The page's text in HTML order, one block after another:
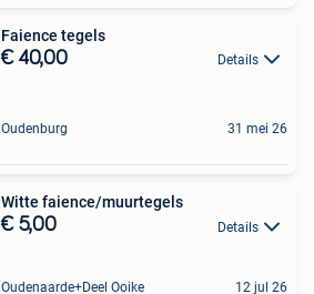
Faience tegels
€ 40,00 Details
Oudenburg 31 mei 26
Witte faience/muurtegels
€ 5,00 Details
Oudenaarde+Deel Ooike 12 jul 26